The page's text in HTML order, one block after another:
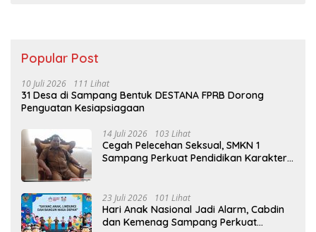
Popular Post
10 Juli 2026 111 Lihat
31 Desa di Sampang Bentuk DESTANA FPRB Dorong
Penguatan Kesiapsiagaan
14 Juli 2026 103 Lihat
Cegah Pelecehan Seksual, SMKN 1
Sampang Perkuat Pendidikan Karakter
23 Juli 2026 101 Lihat
Hari Anak Nasional Jadi Alarm, Cabdin
dan Kemenag Sampang Perkuat